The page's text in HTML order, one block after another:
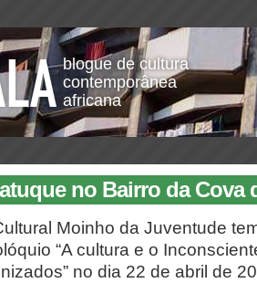
blogue de cultura
contemporânea
africana
no Bairro da Cova
Moinho da Juventude
“A cultura e o
no dia 22 de abril de